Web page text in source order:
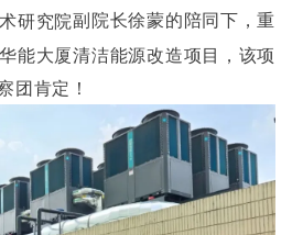
研究院副院长徐蒙的陪同下，重
能大厦清洁能源改造项目，该项
团肯定！